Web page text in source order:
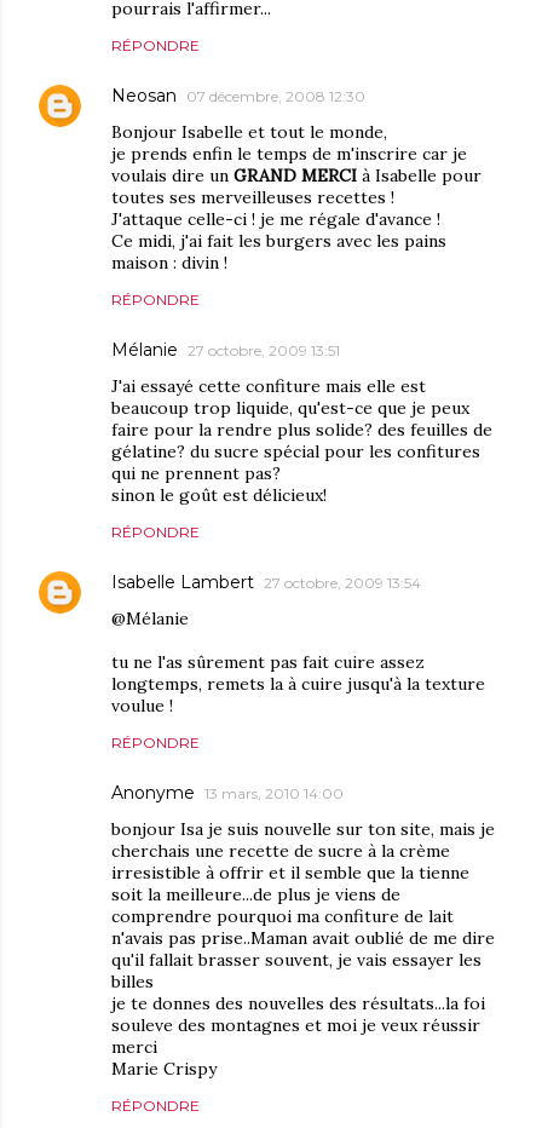
pourrais l'affirmer...
RÉPONDRE
Neosan 07 décembre, 2008 12:30
Bonjour Isabelle et tout le monde,
je prends enfin le temps de m'inscrire car je
voulais dire un GRAND MERCI à Isabelle pour
toutes ses merveilleuses recettes !
J'attaque celle-ci ! je me régale d'avance !
Ce midi, j'ai fait les burgers avec les pains
maison : divin !
RÉPONDRE
Mélanie 27 octobre, 2009 13:51
J'ai essayé cette confiture mais elle est
beaucoup trop liquide, qu'est-ce que je peux
faire pour la rendre plus solide? des feuilles de
gélatine? du sucre spécial pour les confitures
qui ne prennent pas?
sinon le goût est délicieux!
RÉPONDRE
Isabelle Lambert 27 octobre, 2009 13:54
@Mélanie
tu ne l'as sûrement pas fait cuire assez
longtemps, remets la à cuire jusqu'à la texture
voulue !
RÉPONDRE
Anonyme 13 mars, 2010 14:00
bonjour Isa je suis nouvelle sur ton site, mais je
cherchais une recette de sucre à la crème
irresistible à offrir et il semble que la tienne
soit la meilleure...de plus je viens de
comprendre pourquoi ma confiture de lait
n'avais pas prise..Maman avait oublié de me dire
qu'il fallait brasser souvent, je vais essayer les
billes
je te donnes des nouvelles des résultats...la foi
souleve des montagnes et moi je veux réussir
merci
Marie Crispy
RÉPONDRE